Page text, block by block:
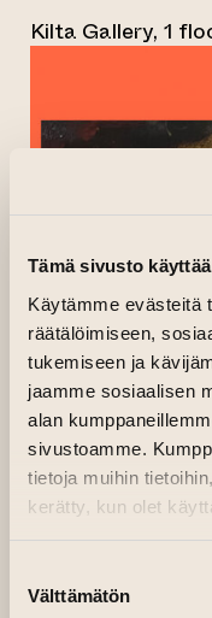
Tämä sivusto
Käytämme evästeitä
räätälöimiseen,
tukemiseen ja
jaamme sosiaalisen
alan
sivustoamme.
tietoja muihin
kerätty, kun olet
valinta
Välttämätön
Kilta Gallery, 1